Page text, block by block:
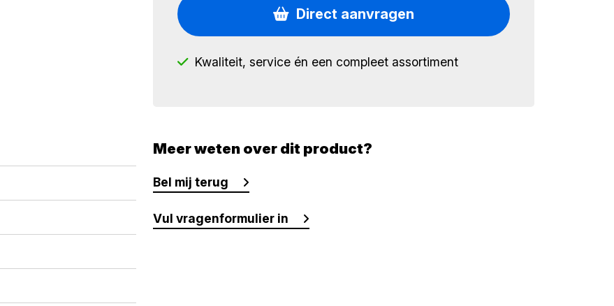
Direct aanvragen
Kwaliteit, service én een compleet assortiment
Meer weten over dit product?
Bel mij terug
Vul vragenformulier in